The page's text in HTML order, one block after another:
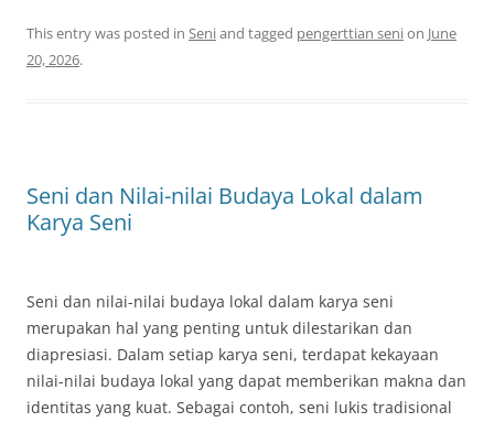
This entry was posted in Seniand tagged pengerttian senion June
20, 2026.
Seni dan Nilai-nilai Budaya Lokal dalam
Karya Seni
Seni dan nilai-nilai budaya lokal dalam karya seni
merupakan hal yang penting untuk dilestarikan dan
diapresiasi. Dalam setiap karya seni, terdapat kekayaan
nilai-nilai budaya lokal yang dapat memberikan makna dan
identitas yang kuat. Sebagai contoh, seni lukis tradisional